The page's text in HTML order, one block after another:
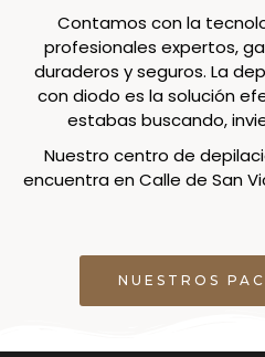
Contamos con la
profesionales expertos,
duraderos y seguros. La
con diodo es la solución
estabas buscando,
Nuestro centro de
encuentra en Calle de San
NUESTROS